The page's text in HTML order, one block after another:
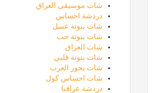
شات موسيقى العراق
دردشة احساس
شات بنوتة عسل
شات بنوتة حب
شات العراق
شات بنوتة قلبي
شات بحور العرب
شات احساس كول
دردشة عراقنا